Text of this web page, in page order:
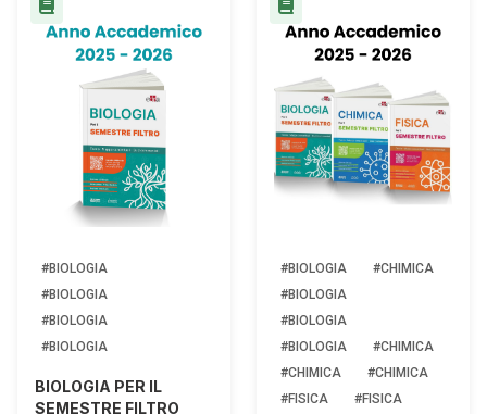
#BIOLOGIA
#BIOLOGIA
#BIOLOGIA
#BIOLOGIA
BIOLOGIA PER IL
SEMESTRE FILTRO
#BIOLOGIA
#CHIMICA
#BIOLOGIA
#BIOLOGIA
#BIOLOGIA
#CHIMICA
#CHIMICA
#CHIMICA
#FISICA
#FISICA